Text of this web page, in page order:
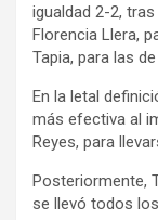
igualdad 2-2,
Florencia Llera,
Tapia, para las
En la letal
más efectiva al
Reyes, para
Posteriormente,
se llevó todos